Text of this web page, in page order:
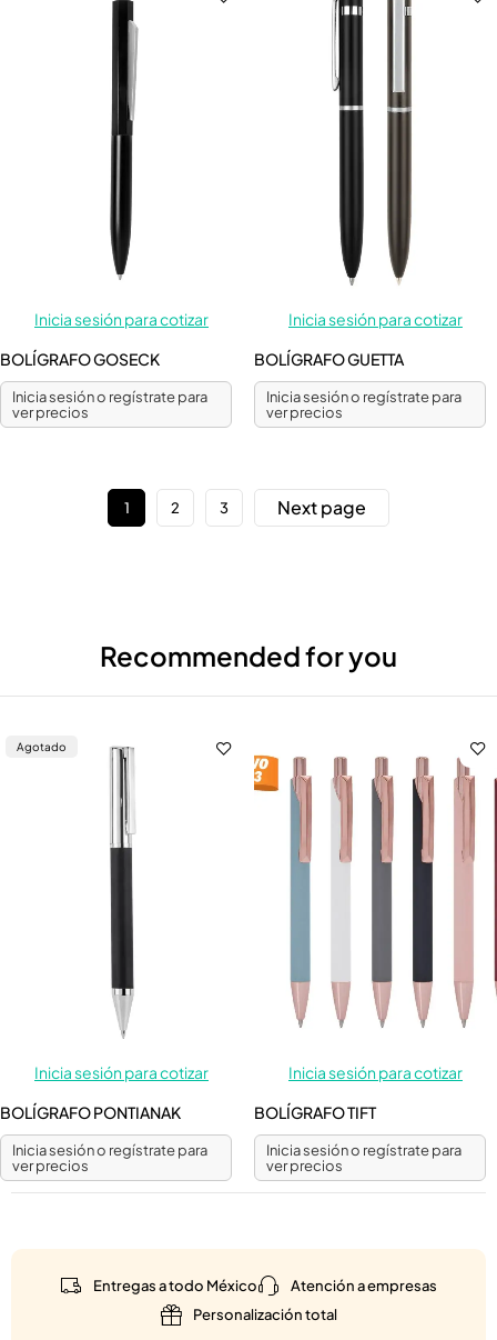
Inicia sesión para cotizar
BOLÍGRAFO GOSECK
Inicia sesión o regístrate para
ver precios
Inicia sesión para cotizar
BOLÍGRAFO GUETTA
Inicia sesión o regístrate para
ver precios
1 2 3 Next page
Recommended for you
Agotado
Inicia sesión para cotizar
BOLÍGRAFO PONTIANAK
Inicia sesión o regístrate para
ver precios
Inicia sesión para cotizar
BOLÍGRAFO TIFT
Inicia sesión o regístrate para
ver precios
Entregas a todo México
Atención a empresas
Personalización total